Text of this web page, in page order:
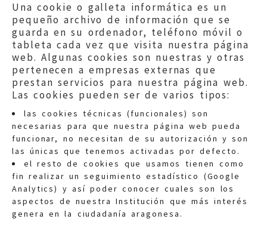
Una cookie o galleta informática es un
pequeño archivo de información que se
guarda en su ordenador, teléfono móvil o
tableta cada vez que visita nuestra página
web. Algunas cookies son nuestras y otras
pertenecen a empresas externas que
prestan servicios para nuestra página web.
Las cookies pueden ser de varios tipos:
las cookies técnicas (funcionales) son
necesarias para que nuestra página web pueda
funcionar, no necesitan de su autorización y son
las únicas que tenemos activadas por defecto.
el resto de cookies que usamos tienen como
fin realizar un seguimiento estadístico (Google
Analytics) y así poder conocer cuales son los
aspectos de nuestra Institución que más interés
genera en la ciudadanía aragonesa.
Quejas:quejas@eljusticiadearagon.es
Información general:
informacion@eljusticiadearagon.es
Teléfonos:900 210 210/